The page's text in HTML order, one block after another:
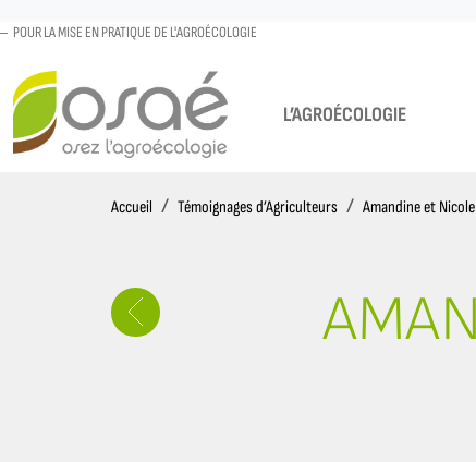
POUR LA MISE EN PRATIQUE DE L'AGROÉCOLOGIE
L’AGROÉCOLOGIE
Accueil AccueilTémoignages d’Agriculteurs Amandine et